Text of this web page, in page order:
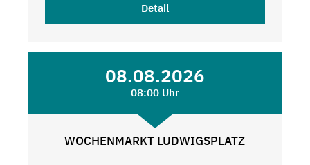
Detail
08.08.2026
08:00 Uhr
WOCHENMARKT LUDWIGSPLATZ